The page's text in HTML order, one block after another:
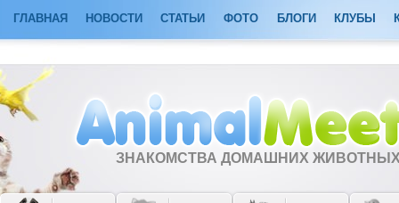
ГЛАВНАЯ НОВОСТИ СТАТЬИ ФОТО БЛОГИ КЛУБЫ
ЗНАКОМСТВА ДОМАШНИХ